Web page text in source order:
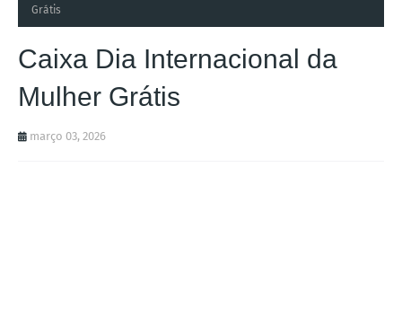
Grátis
Caixa Dia Internacional da
Mulher Grátis
março 03, 2026